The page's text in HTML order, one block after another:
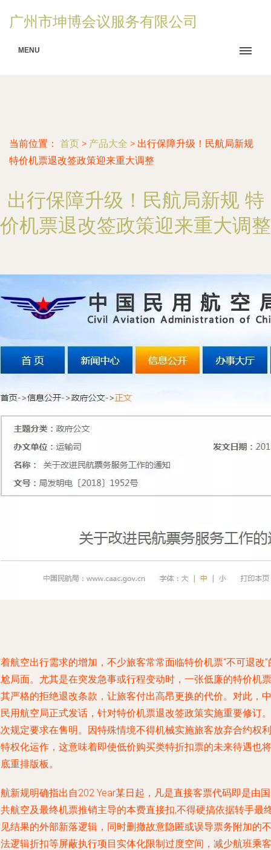
广州市坤博会议服务有限公司
MENU
当前位置： 首页 > 产品大全 > 出行保障升级！民航局新规
特价机票退改签政策迎来重大调整
出行保障升级！民航局新规 特
价机票退改签政策迎来重大调整
航空出行需求的增加，不少旅客常常面临特价机票“不可退改”
局面。尤其是在突发急事或行程变动时，一张低廉的特价机票
严格的拒绝退改条款，让旅客付出高昂更换的代价。对此，中
用航空局正式发话，针对特价机票退改签政策实施重要修订。
规定要求在售明。因特殊情境不得机械实施旅客放弃合约权利
权化运作，这意味着即使低价购买类特折扣票的未来待遇也将
重排版板。
新规明确指出自202 Year某日起，凡是直接客票代码即是由
航空及最终机票推销主导的本费直接扣,不得硬搞依据转手最
结果的外部新落逻辑，同时删撤故意隐匿或误导票务附加的不
逻辑折扣等屏蔽执行项目实体化限制过度空间，减少航班乘客